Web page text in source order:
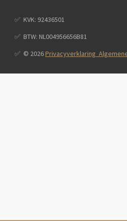
✅️ KVK: 92436501
✅️ BTW: NL004956656B81
✅️ © 2026Privacyverklaring